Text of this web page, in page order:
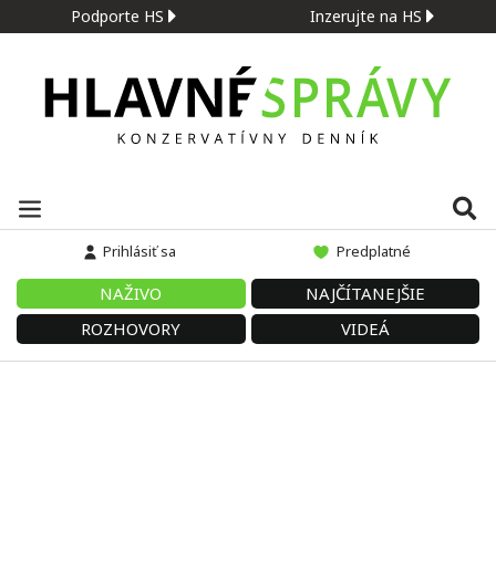
Podporte HS Inzerujte na HS
Prihlásiť sa Predplatné
NAŽIVO
NAJČÍTANEJŠIE
ROZHOVORY
VIDEÁ